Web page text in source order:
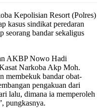
Kepolisian Resort (Polres)
kasus sindikat peredaran
seorang bandar sekaligus
AKBP Nowo Hadi
Narkoba Akp Moh.
membekuk bandar obat-
pengakuan dari
lalu, dimana ia memperoleh
pungkasnya.